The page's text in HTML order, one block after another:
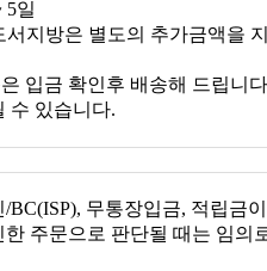
5일
서지방은 별도의 추가금액을
입금 확인후 배송해 드립니
수 있습니다.
BC(ISP), 무통장입금, 적립금
주문으로 판단될 때는 임의